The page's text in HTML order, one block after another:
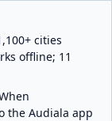
cities
offline; 11
the Audiala app